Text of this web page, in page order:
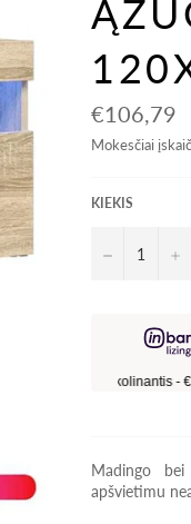
Kaina
€106,79
Mokesčiai
KIEKIS
− +
Madingo
apšvietimu